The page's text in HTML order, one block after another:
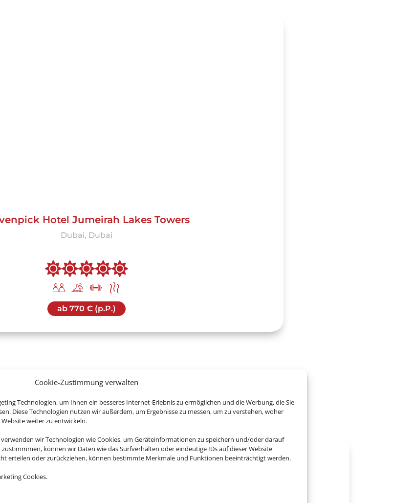
Cookie-Zustimmung verwalten
Technologien, um Ihnen ein besseres Internet-Erlebnis zu ermöglichen und die Werbung, die Sie
Diese Technologien nutzen wir außerdem, um Ergebnisse zu messen, um zu verstehen, woher
weiter zu entwickeln.
wir Technologien wie Cookies, um Geräteinformationen zu speichern und/oder darauf
können wir Daten wie das Surfverhalten oder eindeutige IDs auf dieser Website
erteilen oder zurückziehen, können bestimmte Merkmale und Funktionen beeinträchtigt werden.
Cookies.
Hotel Jumeirah Lakes Towers
Dubai, Dubai
ab 770 € (p.P.)